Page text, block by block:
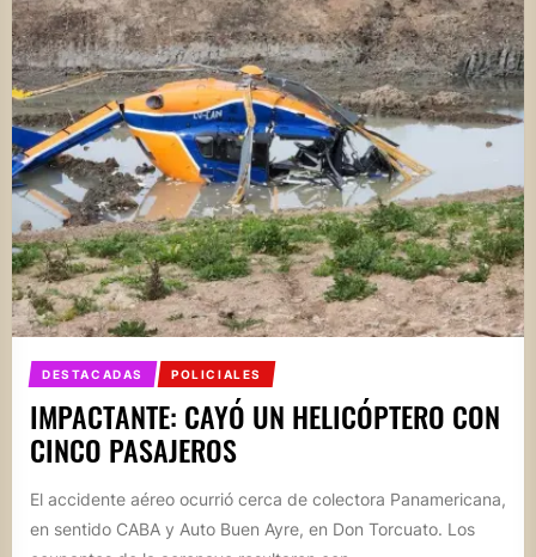
DESTACADAS POLICIALES
IMPACTANTE: CAYÓ UN HELICÓPTERO CON
CINCO PASAJEROS
El accidente aéreo ocurrió cerca de colectora Panamericana,
en sentido CABA y Auto Buen Ayre, en Don Torcuato. Los